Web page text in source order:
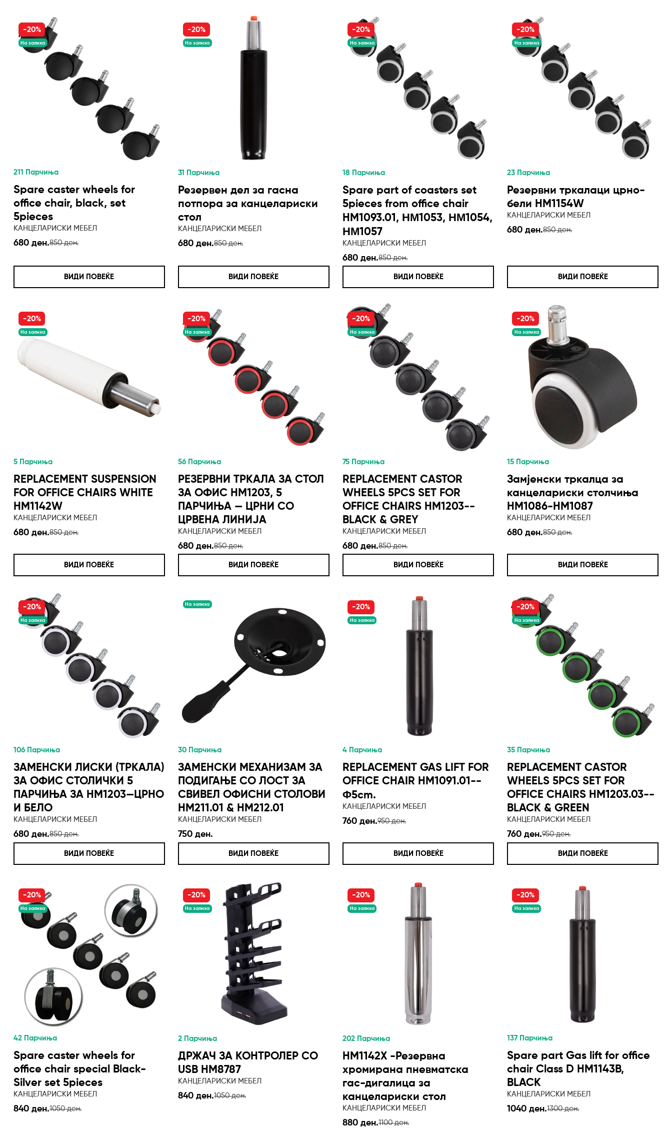
-20%
На залиха
211 Парчиња
Spare caster wheels for
office chair, black, set
5pieces
КАНЦЕЛАРИСКИ МЕБЕЛ
680 ден.850 ден.
ВИДИ ПОВЕЌЕ
-20%
На залиха
31 Парчиња
Резервен дел за гасна
потпора за канцелариски
стол
КАНЦЕЛАРИСКИ МЕБЕЛ
680 ден.850 ден.
ВИДИ ПОВЕЌЕ
-20%
На залиха
18 Парчиња
Spare part of coasters set
5pieces from office chair
HM1093.01, ΗΜ1053, ΗΜ1054,
ΗΜ1057
КАНЦЕЛАРИСКИ МЕБЕЛ
680 ден.850 ден.
ВИДИ ПОВЕЌЕ
-20%
На залиха
23 Парчиња
Резервни тркалаци црно-
бели HM1154W
КАНЦЕЛАРИСКИ МЕБЕЛ
680 ден.850 ден.
ВИДИ ПОВЕЌЕ
-20%
На залиха
5 Парчиња
REPLACEMENT SUSPENSION
FOR OFFICE CHAIRS WHITE
HM1142W
КАНЦЕЛАРИСКИ МЕБЕЛ
680 ден.850 ден.
ВИДИ ПОВЕЌЕ
-20%
На залиха
56 Парчиња
РЕЗЕРВНИ ТРКАЛА ЗА СТОЛ
ЗА ОФИС HM1203, 5
ПАРЧИЊА — ЦРНИ СО
ЦРВЕНА ЛИНИЈА
КАНЦЕЛАРИСКИ МЕБЕЛ
680 ден.850 ден.
ВИДИ ПОВЕЌЕ
-20%
На залиха
75 Парчиња
REPLACEMENT CASTOR
WHEELS 5PCS SET FOR
OFFICE CHAIRS HM1203--
BLACK & GREY
КАНЦЕЛАРИСКИ МЕБЕЛ
680 ден.850 ден.
ВИДИ ПОВЕЌЕ
-20%
На залиха
15 Парчиња
Замјенски тркалца за
канцелариски столчиња
HM1086-HM1087
КАНЦЕЛАРИСКИ МЕБЕЛ
680 ден.850 ден.
ВИДИ ПОВЕЌЕ
-20%
На залиха
106 Парчиња
ЗАМЕНСКИ ЛИСКИ (ТРКАЛА)
ЗА ОФИС СТОЛИЧКИ 5
ПАРЧИЊА ЗА HM1203—ЦРНО
И БЕЛО
КАНЦЕЛАРИСКИ МЕБЕЛ
680 ден.850 ден.
ВИДИ ПОВЕЌЕ
На залиха
30 Парчиња
ЗАМЕНСКИ МЕХАНИЗАМ ЗА
ПОДИГАЊЕ СО ЛОСТ ЗА
СВИВЕЛ ОФИСНИ СТОЛОВИ
HM211.01 & HM212.01
КАНЦЕЛАРИСКИ МЕБЕЛ
750 ден.
ВИДИ ПОВЕЌЕ
-20%
На залиха
4 Парчиња
REPLACEMENT GAS LIFT FOR
OFFICE CHAIR HM1091.01--
Φ5cm.
КАНЦЕЛАРИСКИ МЕБЕЛ
760 ден.950 ден.
ВИДИ ПОВЕЌЕ
-20%
На залиха
35 Парчиња
REPLACEMENT CASTOR
WHEELS 5PCS SET FOR
OFFICE CHAIRS HM1203.03--
BLACK & GREEN
КАНЦЕЛАРИСКИ МЕБЕЛ
760 ден.950 ден.
ВИДИ ПОВЕЌЕ
-20%
На залиха
42 Парчиња
Spare caster wheels for
office chair special Black-
Silver set 5pieces
КАНЦЕЛАРИСКИ МЕБЕЛ
840 ден.1050 ден.
-20%
На залиха
2 Парчиња
ДРЖАЧ ЗА КОНТРОЛЕР СО
USB HM8787
КАНЦЕЛАРИСКИ МЕБЕЛ
840 ден.1050 ден.
-20%
На залиха
202 Парчиња
HM1142X -Резервна
хромирана пневматска
гас-дигалица за
канцелариски стол
КАНЦЕЛАРИСКИ МЕБЕЛ
880 ден.1100 ден.
-20%
На залиха
137 Парчиња
Spare part Gas lift for office
chair Class D HM1143B,
BLACK
КАНЦЕЛАРИСКИ МЕБЕЛ
1040 ден.1300 ден.